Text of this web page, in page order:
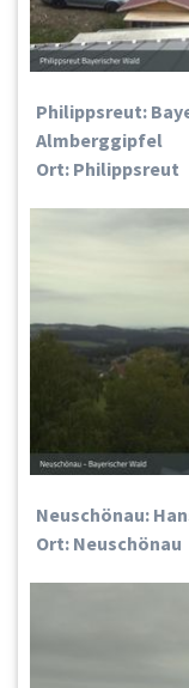
Philippsreut:
Almberggipfel
Ort: Philippsreut
Neuschönau:
Ort: Neuschönau